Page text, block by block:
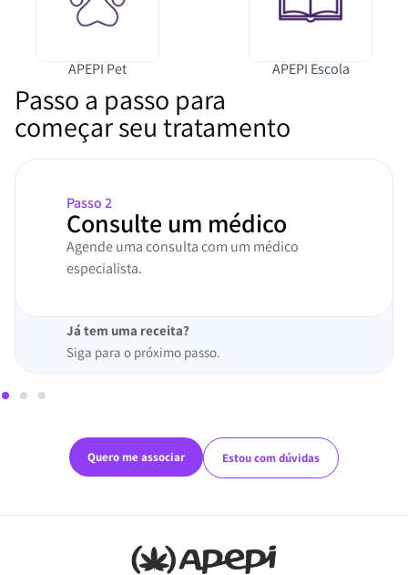
APEPI Pet APEPI Escola
Passo a passo para
começar seu tratamento
Passo 2
Consulte um médico
Agende uma consulta com um médico
especialista.
Já tem uma receita?
Siga para o próximo passo.
Quero me associar Estou com dúvidas